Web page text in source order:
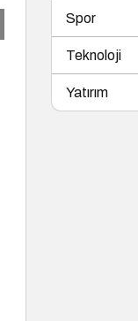
Spor
Teknoloji
Yatırım